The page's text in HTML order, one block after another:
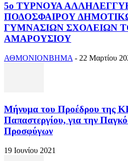
5ο ΤΥΡΝΟΥΑ
ΠΟΔΟΣΦΑΙΡΟΥ
ΓΥΜΝΑΣΙΩΝ ΣΧΟΛΕΙΩΝ
ΑΜΑΡΟΥΣΙΟΥ
ΑΘΜΟΝΙΟΝΒΗΜΑ - 22 Μαρτίου
Μήνυμα του Προέδρου της
Παπαστεργίου, για την
Προσφύγων
19 Ιουνίου 2021